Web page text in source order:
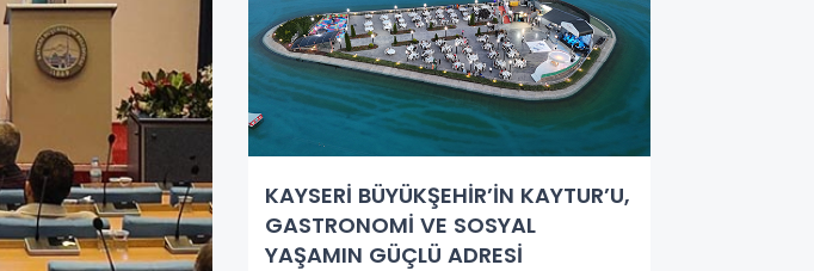
KAYSERİ BÜYÜKŞEHİR’İN KAYTUR’U,
GASTRONOMİ VE SOSYAL
YAŞAMIN GÜÇLÜ ADRESİ